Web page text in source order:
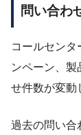
問い合わ
コールセンタ
ンペーン、
せ件数が変動
過去の問い合